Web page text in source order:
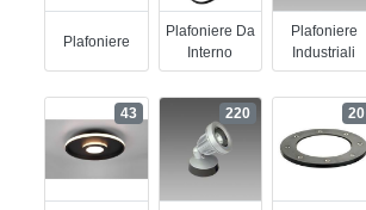
Plafoniere
Plafoniere Da
Interno
Plafoniere
Industriali
43 220 20